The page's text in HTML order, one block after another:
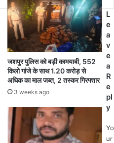
क
कि
सा
न
क
र्ज
से
प
रे
शा
न
हो
क
जशपुर पुलिस को बड़ी कामयाबी, 552
किलो गांजे के साथ 1.20 करोड़ से
अधिक का माल जब्त, 2 तस्कर गिरफ्तार
3 weeks ago
L
e
a
v
e
a
R
e
pl
y
Yo
ur